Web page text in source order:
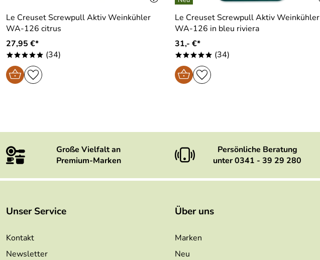
Le Creuset Screwpull Aktiv Weinkühler
WA-126 citrus
27,95 €*
***** (34)
Le Creuset Screwpull Aktiv Weinkühler
WA-126 in bleu riviera
31,- €*
***** (34)
Große Vielfalt an
Premium-Marken
Persönliche Beratung
unter 0341 - 39 29 280
Unser Service
Kontakt
Newsletter
Über uns
Marken
Neu